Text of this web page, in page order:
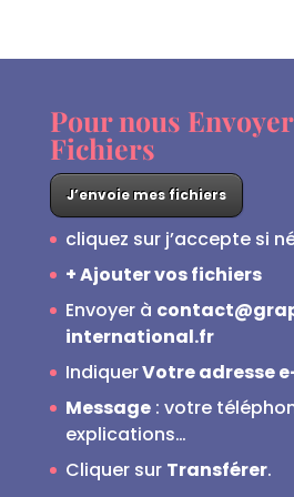
Pour nous
Fichiers
J’envoie mes fichiers
cliquez sur j’accepte si
+ Ajouter vos fichiers
Envoyer à
international.fr
IndiquerVotre adresse
Message: votre
explications…
Cliquer sur Transférer.